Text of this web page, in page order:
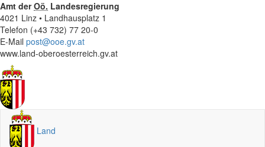
Amt derOö. Landesregierung
4021 Linz • Landhausplatz 1
Telefon (+43 732) 77 20-0
E-Mail post@ooe.gv.at
www.land-oberoesterreich.gv.at
Land